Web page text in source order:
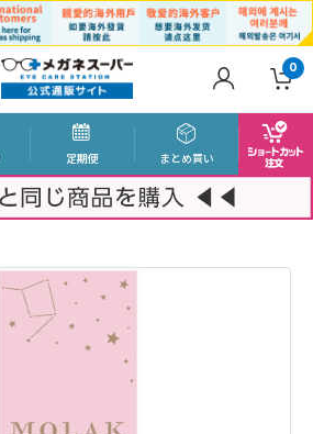
0
定期便 まとめ買い